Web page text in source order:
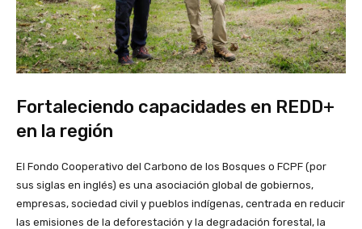
Fortaleciendo capacidades en REDD+
en la región
El Fondo Cooperativo del Carbono de los Bosques o FCPF (por
sus siglas en inglés) es una asociación global de gobiernos,
empresas, sociedad civil y pueblos indígenas, centrada en reducir
las emisiones de la deforestación y la degradación forestal, la